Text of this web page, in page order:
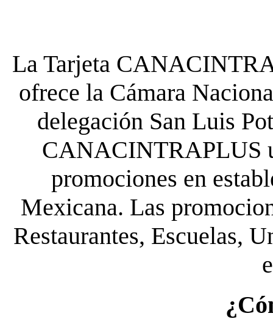
La Tarjeta
ofrece la Cámara
delegación San Luis
CANACINTRAPLUS
promociones en
Mexicana. Las
Restaurantes, Escuelas,